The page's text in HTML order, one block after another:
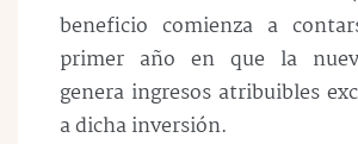
beneficio comienza a
primer año en que la
genera ingresos atribuibles
a dicha inversión.